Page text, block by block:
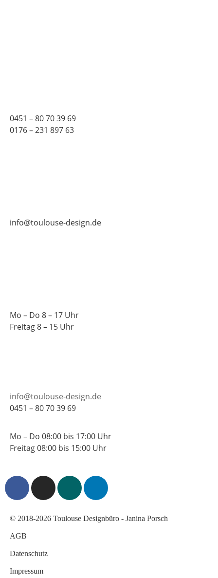
0451 – 80 70 39 69
0176 – 231 897 63
info@toulouse-design.de
Mo – Do 8 – 17 Uhr
Freitag 8 – 15 Uhr
info@toulouse-design.de
0451 – 80 70 39 69
Mo – Do 08:00 bis 17:00 Uhr
Freitag 08:00 bis 15:00 Uhr
© 2018-2026 Toulouse Designbüro - Janina Porsch
AGB
Datenschutz
Impressum